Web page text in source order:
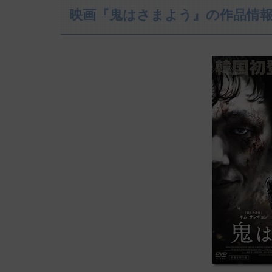
映画『鬼はさまよう』の作品情